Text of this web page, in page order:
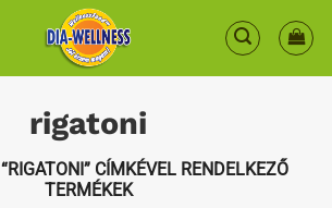
rigatoni
“RIGATONI” CÍMKÉVEL RENDELKEZŐ
TERMÉKEK